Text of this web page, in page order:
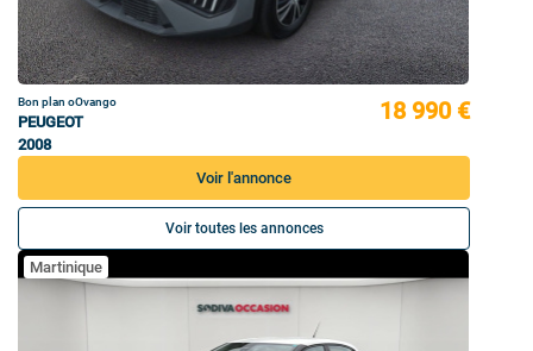
Bon plan oOvango
PEUGEOT
2008
18 990 €
Voir l'annonce
Voir toutes les annonces
Martinique